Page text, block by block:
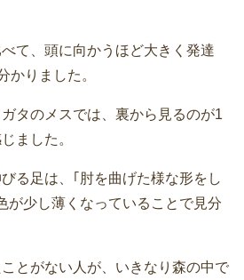
て、頭に向かうほど大きく発達
かりました。
タのメスでは、裏から見るのが1
ました。
る足は、｢肘を曲げた様な形をし
が少し薄くなっていることで見分
とがない人が、いきなり森の中で